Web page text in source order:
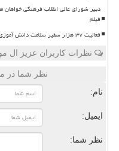
دبیر شورای عالی انقلاب فرهنگی
فیلم
فعالیت ۳۷ هزار سفیر سلامت دانش آموزی
نظرات کاربران عزیز ال
نظر شما در
نام:
ایمیل:
نظر شما: